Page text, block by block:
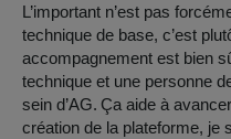
L’important n’est pas
technique de base, c’est
accompagnement est bien
technique et une personne
sein d’AG. Ça aide à
création de la plateforme, je